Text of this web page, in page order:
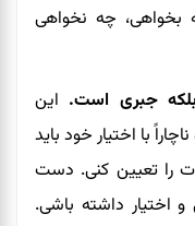
چه نخواهی
بلکه جبری است. این
با اختیار خود باید
را تعیین کنی. دست
اختیار داشته باشی.